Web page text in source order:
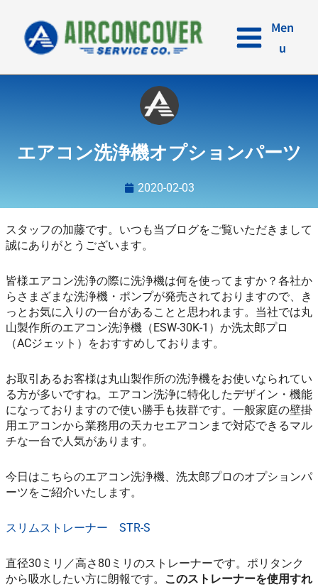
キ
Men
u
エアコン洗浄機オプションパーツ
2020-02-03
スタッフの加藤です。いつも当ブログをご覧いただきまして
誠にありがとうございます。
皆様エアコン洗浄の際に洗浄機は何を使ってますか？各社か
らさまざまな洗浄機・ポンプが発売されておりますので、き
っとお気に入りの一台があることと思われます。当社では丸
山製作所のエアコン洗浄機（ESW-30K-1）か洗太郎プロ
（ACジェット）をおすすめしております。
お取引あるお客様は丸山製作所の洗浄機をお使いなられてい
る方が多いですね。エアコン洗浄に特化したデザイン・機能
になっておりますので使い勝手も抜群です。一般家庭の壁掛
用エアコンから業務用の天カセエアコンまで対応できるマル
チな一台で人気があります。
今日はこちらのエアコン洗浄機、洗太郎プロのオプションパ
ーツをご紹介いたします。
スリムストレーナー STR-S
直径30ミリ／高さ80ミリのストレーナーです。ポリタンク
から吸水したい方に朗報です。
このストレーナーを使用すれ